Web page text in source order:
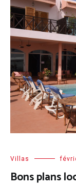
Villas
Bons plans